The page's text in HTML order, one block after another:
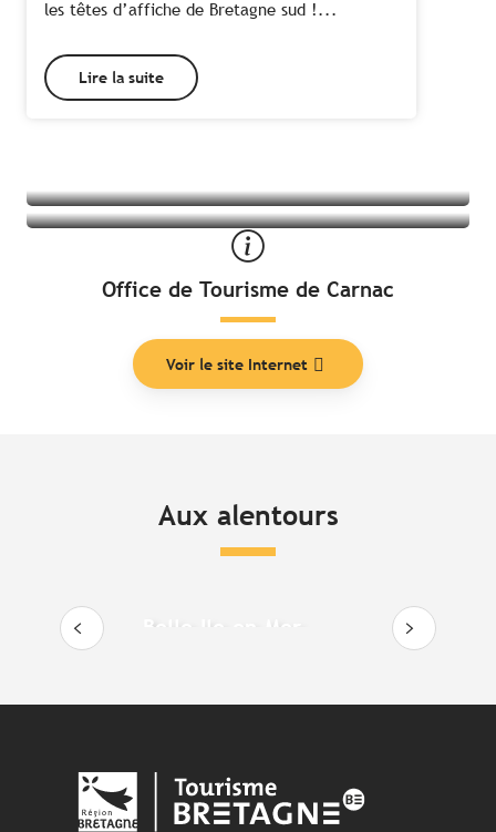
les têtes d’affiche de Bretagne sud !...
Lire la suite
Tous les hébergements à Carnac
Office de Tourisme de Carnac
Voir le site Internet
Aux alentours